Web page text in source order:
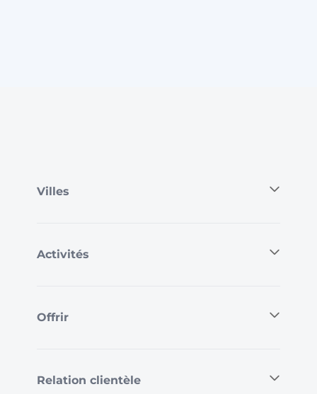
Villes
Activités
Offrir
Relation clientèle